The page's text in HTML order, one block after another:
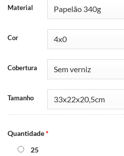
Material
Cor
Cobertura
Tamanho
Quantidade*
25